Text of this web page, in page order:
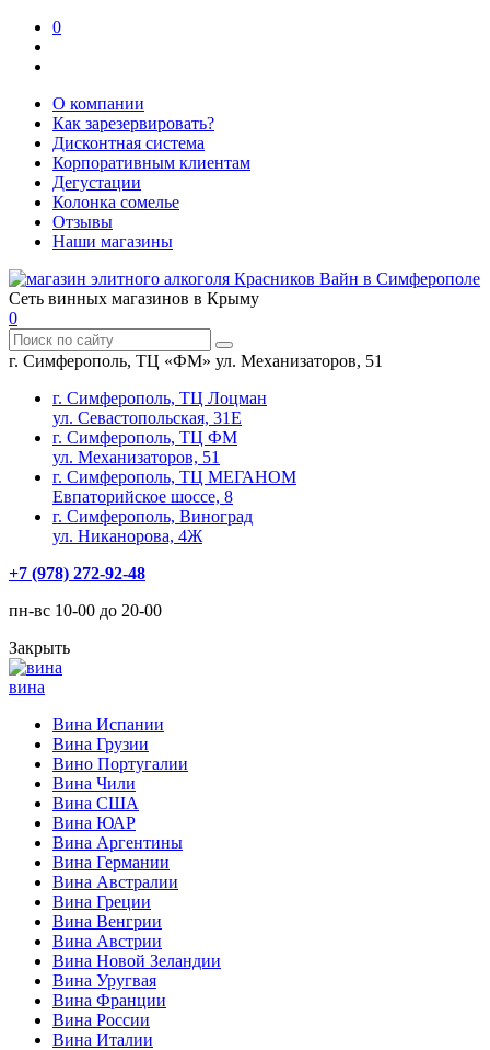
0
О компании
Как зарезервировать?
Дисконтная система
Корпоративным клиентам
Дегустации
Колонка сомелье
Отзывы
Наши магазины
Сеть винных магазинов в Крыму
0
г. Симферополь, ТЦ «ФМ» ул. Механизаторов, 51
г. Симферополь, ТЦ Лоцман
ул. Севастопольская, 31Е
г. Симферополь, ТЦ ФМ
ул. Механизаторов, 51
г. Симферополь, ТЦ МЕГАНОМ
Евпаторийское шоссе, 8
г. Симферополь, Виноград
ул. Никанорова, 4Ж
+7 (978) 272-92-48
пн-вс 10-00 до 20-00
Закрыть
вина
Вина Испании
Вина Грузии
Вино Португалии
Вина Чили
Вина США
Вина ЮАР
Вина Аргентины
Вина Германии
Вина Австралии
Вина Греции
Вина Венгрии
Вина Австрии
Вина Новой Зеландии
Вина Уругвая
Вина Франции
Вина России
Вина Италии